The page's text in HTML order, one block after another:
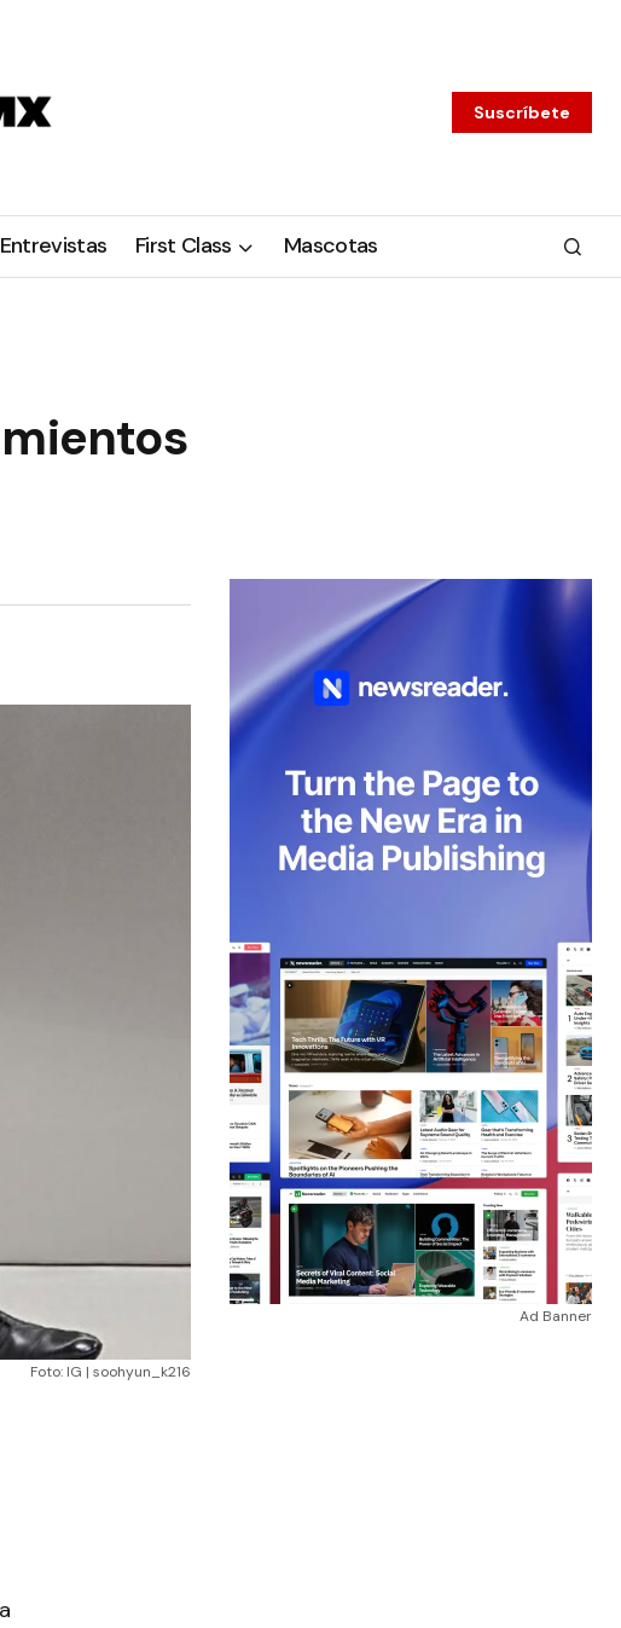
Suscríbete
Entrevistas First Class Mascotas
Foto: IG | soohyun_k216
Ad Banner